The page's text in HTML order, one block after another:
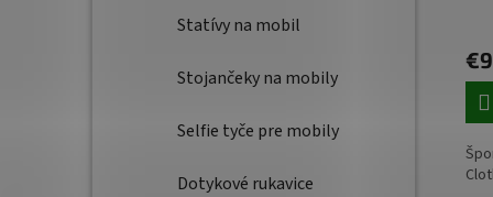
Statívy na mobil
Stojančeky na mobily
Selfie tyče pre mobily
Dotykové rukavice